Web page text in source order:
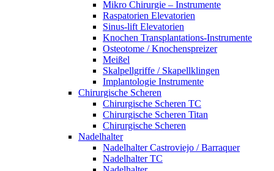
Mikro Chirurgie – Instrumente
Raspatorien Elevatorien
Sinus-lift Elevatorien
Knochen Transplantations-Instrumente
Osteotome / Knochenspreizer
Meißel
Skalpellgriffe / Skapellklingen
Implantologie Instrumente
Chirurgische Scheren
Chirurgische Scheren TC
Chirurgische Scheren Titan
Chirurgische Scheren
Nadelhalter
Nadelhalter Castroviejo / Barraquer
Nadelhalter TC